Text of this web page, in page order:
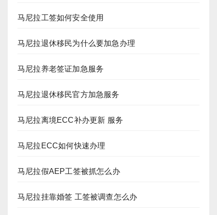
马尼拉工签如何安全使用
马尼拉退休移民为什么要加急办理
马尼拉养老签证加急服务
马尼拉退休移民官方加急服务
马尼拉离境ECC补办更新 服务
马尼拉ECC如何快速办理
马尼拉假AEP工签被抓怎么办
马尼拉挂靠婚签 工签被调查怎么办